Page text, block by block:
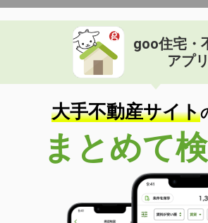
goo住宅・
アプリ
大手不動産サイト
まとめて